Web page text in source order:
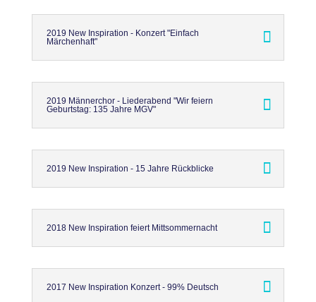
2019 New Inspiration - Konzert "Einfach
Märchenhaft"
2019 Männerchor - Liederabend "Wir feiern
Geburtstag: 135 Jahre MGV"
2019 New Inspiration - 15 Jahre Rückblicke
2018 New Inspiration feiert Mittsommernacht
2017 New Inspiration Konzert - 99% Deutsch